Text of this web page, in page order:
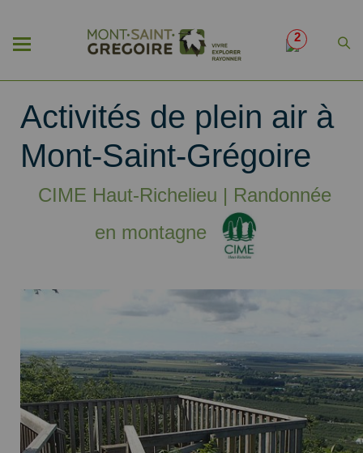
2
Activités de plein air à
Mont-Saint-Grégoire
CIME Haut-Richelieu | Randonnée
en montagne